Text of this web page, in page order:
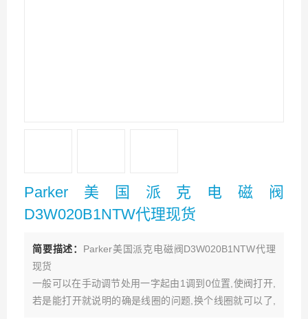
Parker美国派克电磁阀
D3W020B1NTW代理现货
简要描述： Parker美国派克电磁阀D3W020B1NTW代理
现货
一般可以在手动调节处用一字起由1调到0位置,使阀打开,
若是能打开就说明的确是线圈的问题,换个线圈就可以了,